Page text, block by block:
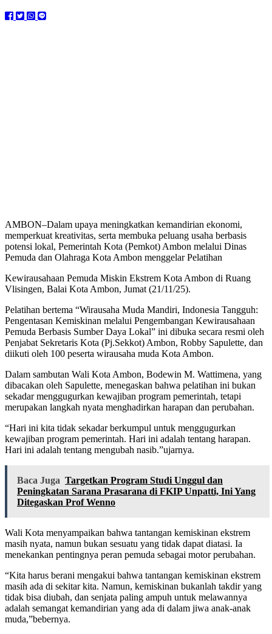
AMBON–Dalam upaya meningkatkan kemandirian ekonomi,
memperkuat kreativitas, serta membuka peluang usaha berbasis
potensi lokal, Pemerintah Kota (Pemkot) Ambon melalui Dinas
Pemuda dan Olahraga Kota Ambon menggelar Pelatihan
Kewirausahaan Pemuda Miskin Ekstrem Kota Ambon di Ruang
Vlisingen, Balai Kota Ambon, Jumat (21/11/25).
Pelatihan bertema “Wirausaha Muda Mandiri, Indonesia Tangguh:
Pengentasan Kemiskinan melalui Pengembangan Kewirausahaan
Pemuda Berbasis Sumber Daya Lokal” ini dibuka secara resmi oleh
Penjabat Sekretaris Kota (Pj.Sekkot) Ambon, Robby Sapulette, dan
diikuti oleh 100 peserta wirausaha muda Kota Ambon.
Dalam sambutan Wali Kota Ambon, Bodewin M. Wattimena, yang
dibacakan oleh Sapulette, menegaskan bahwa pelatihan ini bukan
sekadar menggugurkan kewajiban program pemerintah, tetapi
merupakan langkah nyata menghadirkan harapan dan perubahan.
“Hari ini kita tidak sekadar berkumpul untuk menggugurkan
kewajiban program pemerintah. Hari ini adalah tentang harapan.
Hari ini adalah tentang mengubah nasib.”ujarnya.
Baca Juga Targetkan Program Studi Unggul dan
Peningkatan Sarana Prasarana di FKIP Unpatti, Ini Yang
Ditegaskan Prof Wenno
Wali Kota menyampaikan bahwa tantangan kemiskinan ekstrem
masih nyata, namun bukan sesuatu yang tidak dapat diatasi. Ia
menekankan pentingnya peran pemuda sebagai motor perubahan.
“Kita harus berani mengakui bahwa tantangan kemiskinan ekstrem
masih ada di sekitar kita. Namun, kemiskinan bukanlah takdir yang
tidak bisa diubah, dan senjata paling ampuh untuk melawannya
adalah semangat kemandirian yang ada di dalam jiwa anak-anak
muda,”bebernya.